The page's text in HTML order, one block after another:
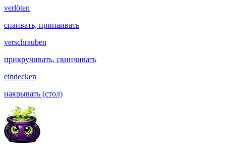
verlöten
спаивать, припаивать
verschrauben
прикручивать, свинчивать
eindecken
накрывать (стол)